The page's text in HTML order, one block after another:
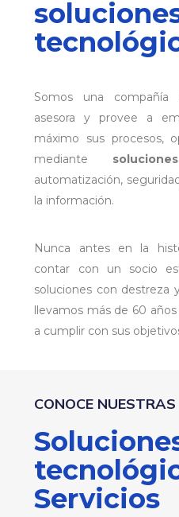
Somos una compañía
asesora y provee a
máximo sus procesos,
mediante
automatización,
la información.
Nunca antes en la
contar con un socio
soluciones con destreza
llevamos más de 60
a cumplir con sus
CONOCE NUESTRAS
Servicios